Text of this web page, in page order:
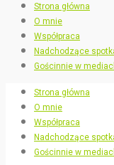
Strona główna
O mnie
Współpraca
Nadchodzące
Gościnnie w
Strona główna
O mnie
Współpraca
Nadchodzące
Gościnnie w